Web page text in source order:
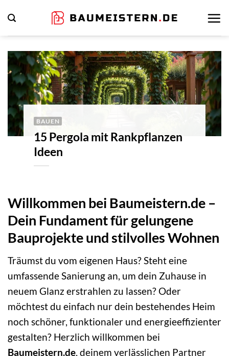
Inhalt
springen
BAUEN
15 Pergola mit Rankpflanzen
Ideen
Willkommen bei Baumeistern.de –
Dein Fundament für gelungene
Bauprojekte und stilvolles Wohnen
Träumst du vom eigenen Haus? Steht eine
umfassende Sanierung an, um dein Zuhause in
neuem Glanz erstrahlen zu lassen? Oder
möchtest du einfach nur dein bestehendes Heim
noch schöner, funktionaler und energieeffizienter
gestalten? Herzlich willkommen bei
Baumeistern.de, deinem verlässlichen Partner